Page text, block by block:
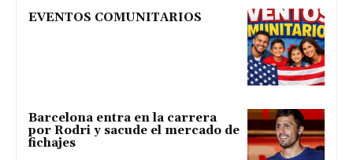
EVENTOS COMUNITARIOS
Barcelona entra en la carrera
por Rodri y sacude el mercado de
fichajes